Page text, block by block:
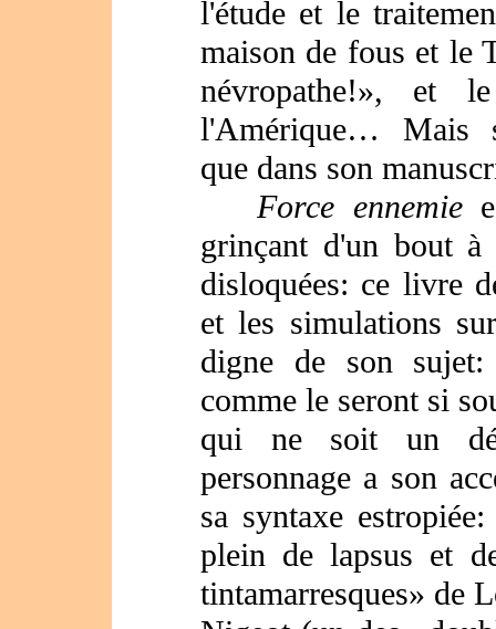
l'étude et le
maison de fous et le
névropathe!», et
l'Amérique… Mais
que dans son
Force ennemie
grinçant d'un bout à
disloquées: ce livre
et les simulations
digne de son
comme le seront si
qui ne soit un
personnage a son
sa syntaxe
plein de lapsus et
tintamarresques» de